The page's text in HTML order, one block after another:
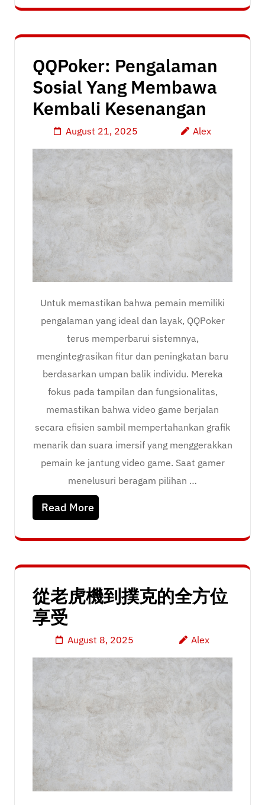
QQPoker: Pengalaman
Sosial Yang Membawa
Kembali Kesenangan
August 21, 2025 Alex
Untuk memastikan bahwa pemain memiliki
pengalaman yang ideal dan layak, QQPoker
terus memperbarui sistemnya,
mengintegrasikan fitur dan peningkatan baru
berdasarkan umpan balik individu. Mereka
fokus pada tampilan dan fungsionalitas,
memastikan bahwa video game berjalan
secara efisien sambil mempertahankan grafik
menarik dan suara imersif yang menggerakkan
pemain ke jantung video game. Saat gamer
menelusuri beragam pilihan …
Read More
從老虎機到撲克的全方位
享受
August 8, 2025 Alex